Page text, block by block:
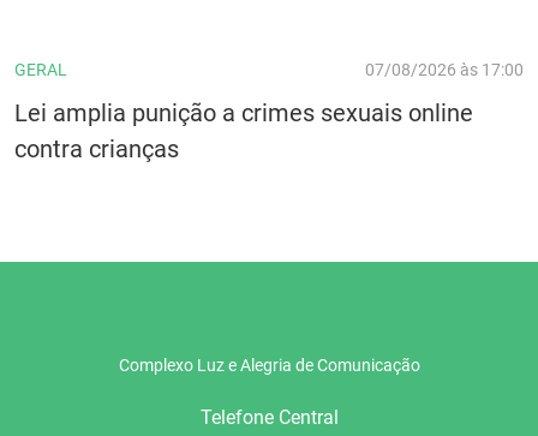
GERAL 07/08/2026 às 17:00
Lei amplia punição a crimes sexuais online
contra crianças
Complexo Luz e Alegria de Comunicação
Telefone Central